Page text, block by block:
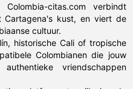
citas.com verbindt
Cartagena's kust, en viert de
cultuur.
historische Cali of tropische
Colombianen die jouw
vriendschappen